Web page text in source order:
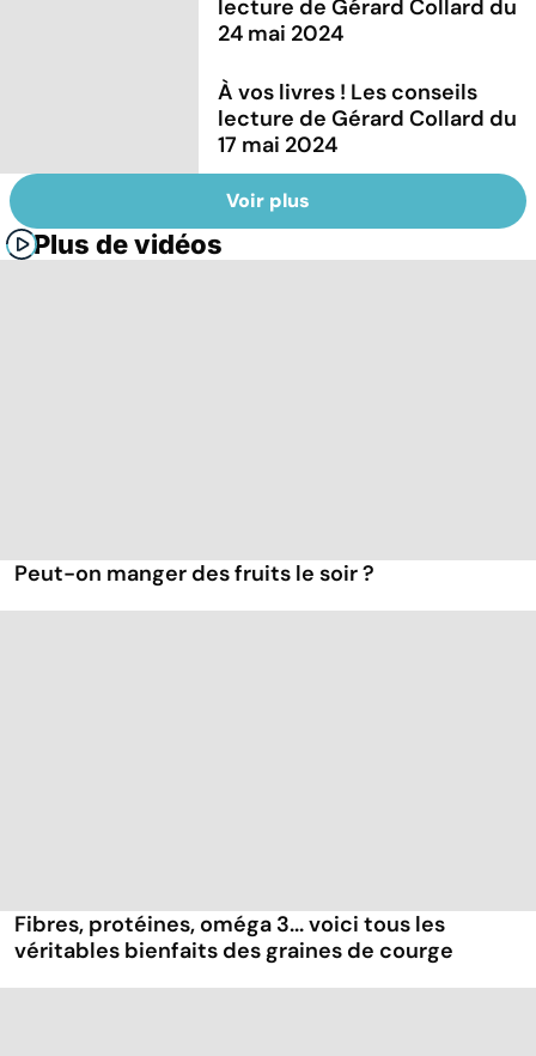
lecture de Gérard Collard du
24 mai 2024
À vos livres ! Les conseils
lecture de Gérard Collard du
17 mai 2024
Voir plus
Plus de vidéos
Peut-on manger des fruits le soir ?
Fibres, protéines, oméga 3... voici tous les
véritables bienfaits des graines de courge